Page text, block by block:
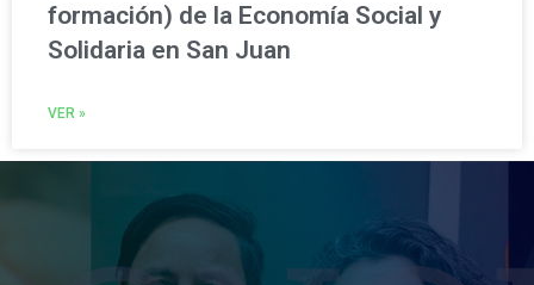
formación) de la Economía Social y
Solidaria en San Juan
VER »